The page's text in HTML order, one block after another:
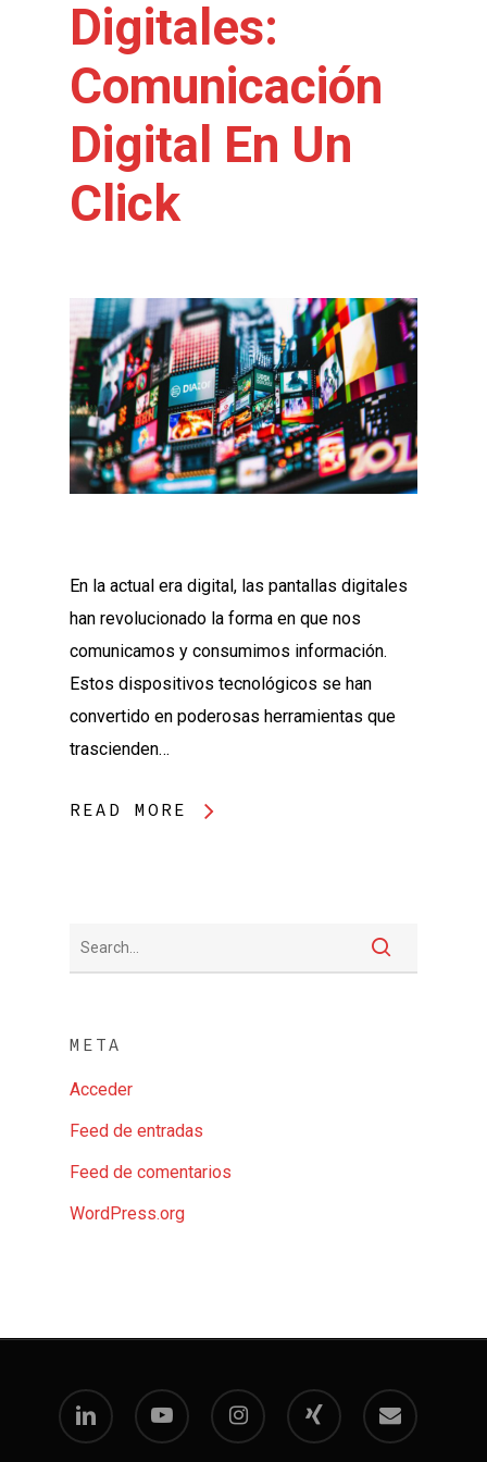
Digitales:
Comunicación
Digital En Un
Click
En la actual era digital, las pantallas digitales
han revolucionado la forma en que nos
comunicamos y consumimos información.
Estos dispositivos tecnológicos se han
convertido en poderosas herramientas que
trascienden…
READ MORE
META
Acceder
Feed de entradas
Feed de comentarios
WordPress.org
linkedin youtube instagram xing email